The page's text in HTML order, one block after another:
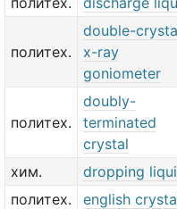
политех.
double-
x-ray
goniometer
политех.
doubly-
terminated
crystal
хим. dropping
политех.
english